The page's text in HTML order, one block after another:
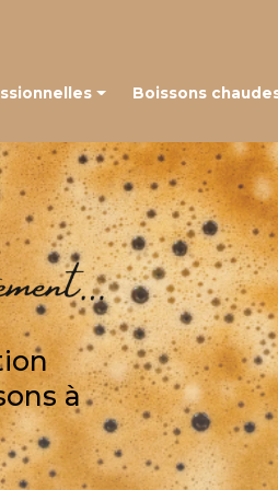
à grains
à capsules
Boissons
Café en capsules
Café en grains
Thé, chocolat et
à